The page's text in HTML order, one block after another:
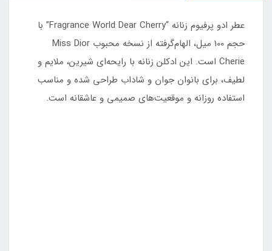
عطر ادو پرفیوم زنانه “Fragrance World Dear Cherry” با
حجم 100 میل، الهام‌گرفته از نسخه محبوب Miss Dior
Cherie است. این ادکلن زنانه با رایحه‌ای شیرین، ملایم و
لطیف، برای بانوان جوان و شاداب طراحی شده و مناسب
استفاده روزانه و موقعیت‌های صمیمی و عاشقانه است.